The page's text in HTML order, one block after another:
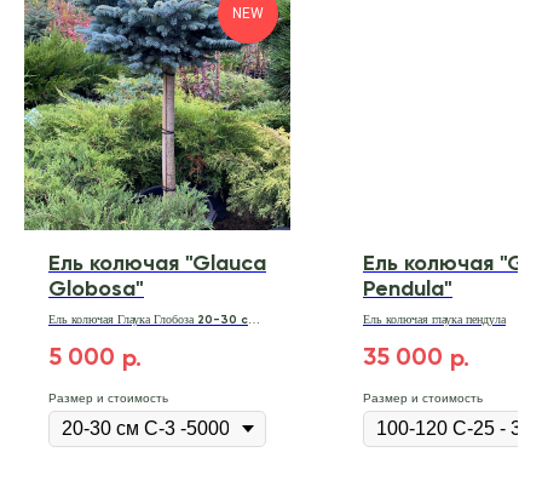
NEW
Ель колючая "Glauca
Globosa"
Ель колючая Глаука Глобоза 20-30 см
5 000 р.
Размер и стоимость
Ель колючая
Pendula"
Ель колючая глаука пендула
35 000 р.
Размер и стоимость